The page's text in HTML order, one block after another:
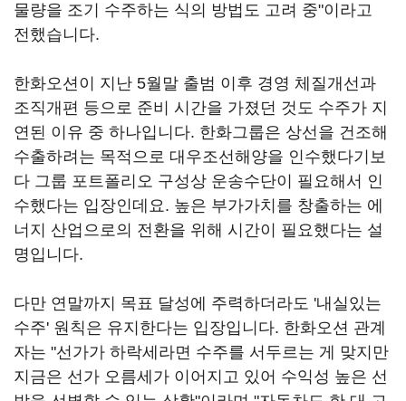
물량을 조기 수주하는 식의 방법도 고려 중"이라고
전했습니다.
한화오션이 지난 5월말 출범 이후 경영 체질개선과
조직개편 등으로 준비 시간을 가졌던 것도 수주가 지
연된 이유 중 하나입니다. 한화그룹은 상선을 건조해
수출하려는 목적으로 대우조선해양을 인수했다기보
다 그룹 포트폴리오 구성상 운송수단이 필요해서 인
수했다는 입장인데요. 높은 부가가치를 창출하는 에
너지 산업으로의 전환을 위해 시간이 필요했다는 설
명입니다.
다만 연말까지 목표 달성에 주력하더라도 '내실있는
수주' 원칙은 유지한다는 입장입니다. 한화오션 관계
자는 "선가가 하락세라면 수주를 서두르는 게 맞지만
지금은 선가 오름세가 이어지고 있어 수익성 높은 선